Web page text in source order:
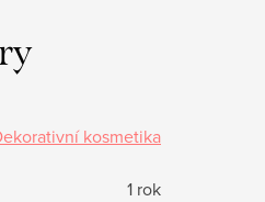
kosmetika
1 rok